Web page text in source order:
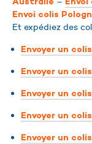
Envoi colis
Et expédiez des
Envoyer un
Envoyer un
Envoyer un
Envoyer un
Envoyer un